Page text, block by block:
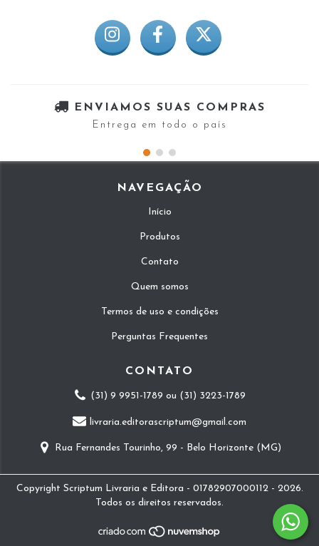
ENVIAMOS SUAS COMPRAS
Entrega em todo o país
NAVEGAÇÃO
Início
Produtos
Contato
Quem somos
Termos de uso e condições
Perguntas Frequentes
CONTATO
(31) 9 9951-1789 ou (31) 3223-1789
livraria.editorascriptum@gmail.com
Rua Fernandes Tourinho, 99 - Belo Horizonte (MG)
Copyright Scriptum Livraria e Editora - 01782907000112 - 2026.
Todos os direitos reservados.